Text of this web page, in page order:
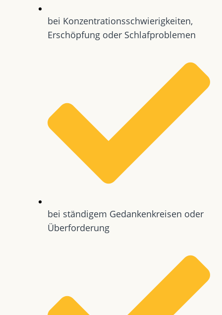
bei Konzentrationsschwierigkeiten,
Erschöpfung oder Schlafproblemen
bei ständigem Gedankenkreisen oder
Überforderung